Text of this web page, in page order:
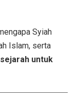
Syiah
Islam, serta
untuk